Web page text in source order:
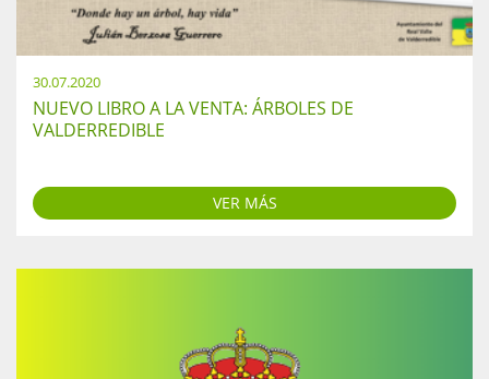
30.07.2020
NUEVO LIBRO A LA VENTA: ÁRBOLES DE
VALDERREDIBLE
VER MÁS